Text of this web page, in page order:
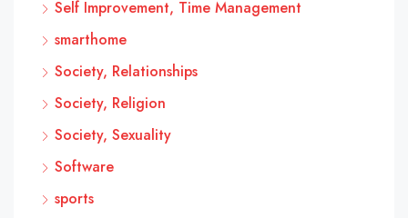
Self Improvement, Time Management
smarthome
Society, Relationships
Society, Religion
Society, Sexuality
Software
sports